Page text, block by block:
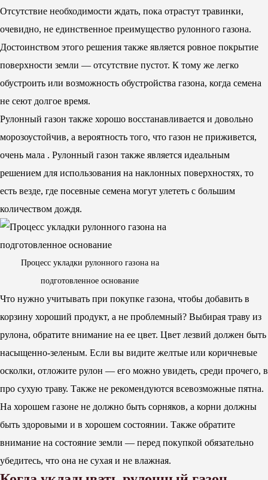
Отсутствие необходимости ждать, пока отрастут травинки,
очевидно, не единственное преимущество рулонного газона.
Достоинством этого решения также является ровное покрытие
поверхности земли — отсутствие пустот. К тому же легко
обустроить или возможность обустройства газона, когда семена
не сеют долгое время.
Рулонный газон также хорошо восстанавливается и довольно
морозоустойчив, а вероятность того, что газон не приживется,
очень мала . Рулонный газон также является идеальным
решением для использования на наклонных поверхностях, то
есть везде, где посевные семена могут улететь с большим
количеством дождя.
Процесс укладки рулонного газона на
подготовленное основание
Что нужно учитывать при покупке газона, чтобы добавить в
корзину хороший продукт, а не проблемный? Выбирая траву из
рулона, обратите внимание на ее цвет. Цвет лезвий должен быть
насыщенно-зеленым. Если вы видите желтые или коричневые
осколки, отложите рулон — его можно увидеть, среди прочего, в
про сухую траву. Также не рекомендуются всевозможные пятна.
На хорошем газоне не должно быть сорняков, а корни должны
быть здоровыми и в хорошем состоянии. Также обратите
внимание на состояние земли — перед покупкой обязательно
убедитесь, что она не сухая и не влажная.